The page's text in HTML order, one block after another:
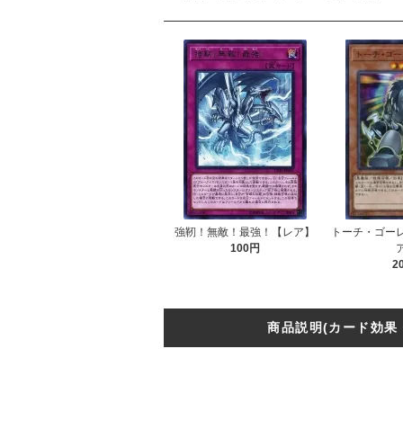
強靭！無敵！最強！【レア】
100円
トーチ・ゴー
商品説明(カード効果